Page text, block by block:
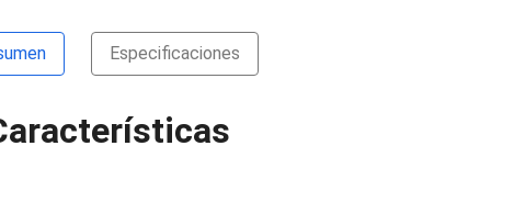
Especificaciones